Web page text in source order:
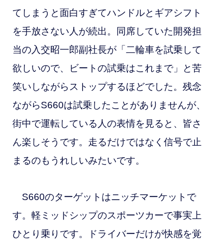
てしまうと面白すぎてハンドルとギアシフト
を手放さない人が続出。同席していた開発担
当の入交昭一郎副社長が「二輪車を試乗して
欲しいので、ビートの試乗はこれまで」と苦
笑いしながらストップするほどでした。残念
ながらS660は試乗したことがありませんが、
街中で運転している人の表情を見ると、皆さ
ん楽しそうです。走るだけではなく信号で止
まるのもうれしいみたいです。
S660のターゲットはニッチマーケットで
す。軽ミッドシップのスポーツカーで事実上
ひとり乗りです。ドライバーだけが快感を覚